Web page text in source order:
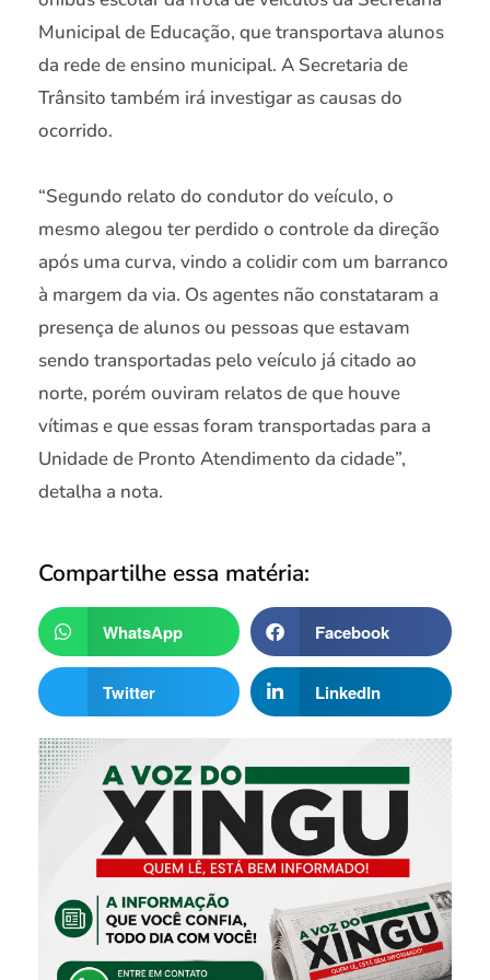
Municipal de Educação, que transportava alunos
da rede de ensino municipal. A Secretaria de
Trânsito também irá investigar as causas do
ocorrido.
“Segundo relato do condutor do veículo, o
mesmo alegou ter perdido o controle da direção
após uma curva, vindo a colidir com um barranco
à margem da via. Os agentes não constataram a
presença de alunos ou pessoas que estavam
sendo transportadas pelo veículo já citado ao
norte, porém ouviram relatos de que houve
vítimas e que essas foram transportadas para a
Unidade de Pronto Atendimento da cidade”,
detalha a nota.
Compartilhe essa matéria:
WhatsApp Facebook
Twitter LinkedIn